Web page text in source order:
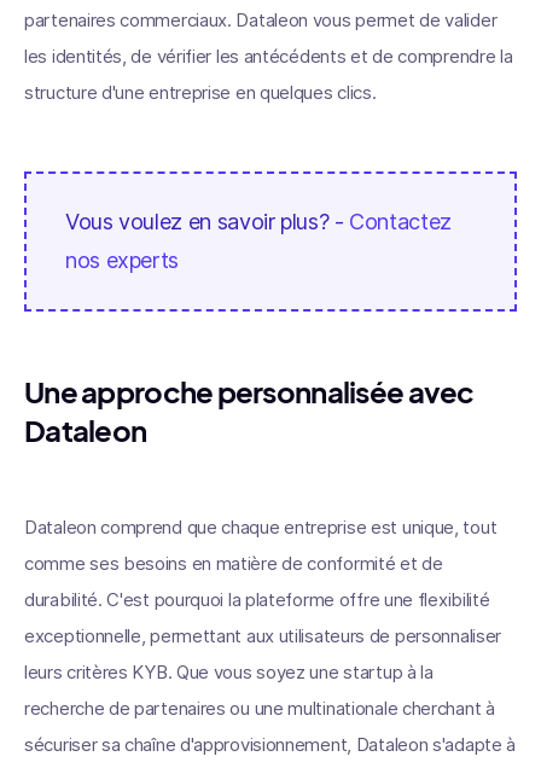
partenaires commerciaux. Dataleon vous permet de valider
les identités, de vérifier les antécédents et de comprendre la
structure d'une entreprise en quelques clics.
Vous voulez en savoir plus? - Contactez
nos experts
Une approche personnalisée avec
Dataleon
Dataleon comprend que chaque entreprise est unique, tout
comme ses besoins en matière de conformité et de
durabilité. C'est pourquoi la plateforme offre une flexibilité
exceptionnelle, permettant aux utilisateurs de personnaliser
leurs critères KYB. Que vous soyez une startup à la
recherche de partenaires ou une multinationale cherchant à
sécuriser sa chaîne d'approvisionnement, Dataleon s'adapte à